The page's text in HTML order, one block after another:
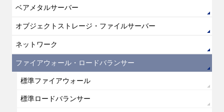
ベアメタルサーバー
オブジェクトストレージ・ファイルサーバー
ネットワーク
ファイアウォール・ロードバランサー
標準ファイアウォール
標準ロードバランサー